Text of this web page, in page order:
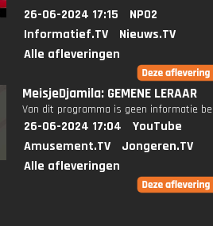
26-06-2024 17:15
NPO2
Informatief.TV
Nieuws.TV
Alle afleveringen
MeisjeDjamila: GEMENE LERAAR
Van dit programma is geen informatie
26-06-2024 17:04
YouTube
Amusement.TV
Jongeren.TV
Alle afleveringen